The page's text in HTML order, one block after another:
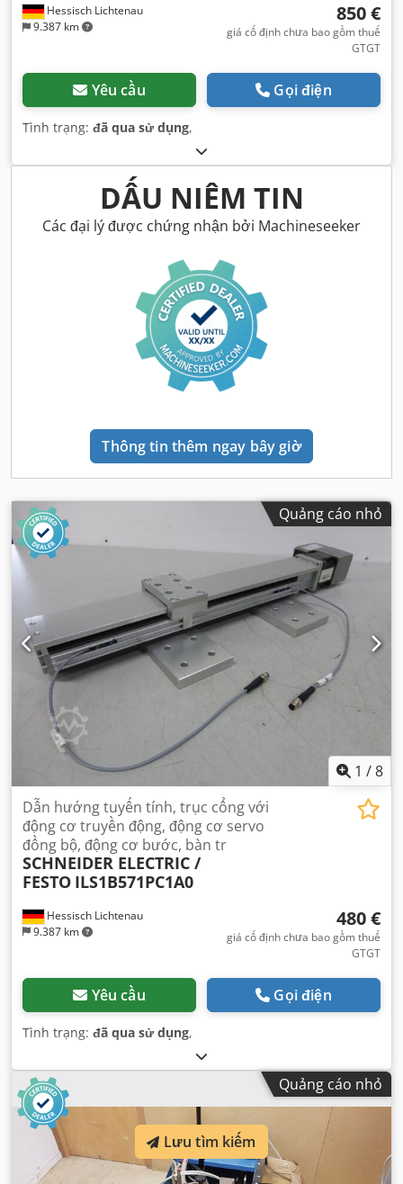
Hessisch Lichtenau
9.387 km
850 €
giá cố định chưa bao gồm thuế
GTGT
Yêu cầu Gọi điện
Tình trạng: đã qua sử dụng,
DẤU NIÊM TIN
Các đại lý được chứng nhận bởi Machineseeker
Thông tin thêm ngay bây giờ
Quảng cáo nhỏ
1 /8
Hessisch Lichtenau
9.387 km
Dẫn hướng tuyến tính, trục cổng với
động cơ truyền động, động cơ servo
đồng bộ, động cơ bước, bàn tr
SCHNEIDER ELECTRIC /
FESTO ILS1B571PC1A0
480 €
giá cố định chưa bao gồm thuế
GTGT
Yêu cầu Gọi điện
Tình trạng: đã qua sử dụng,
Quảng cáo nhỏ
Lưu tìm kiếm